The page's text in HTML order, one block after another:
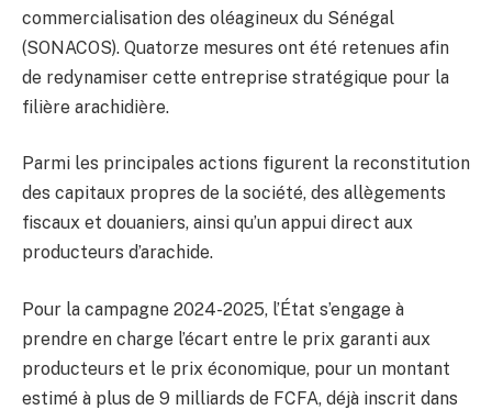
commercialisation des oléagineux du Sénégal
(SONACOS). Quatorze mesures ont été retenues afin
de redynamiser cette entreprise stratégique pour la
filière arachidière.
Parmi les principales actions figurent la reconstitution
des capitaux propres de la société, des allègements
fiscaux et douaniers, ainsi qu’un appui direct aux
producteurs d’arachide.
Pour la campagne 2024-2025, l’État s’engage à
prendre en charge l’écart entre le prix garanti aux
producteurs et le prix économique, pour un montant
estimé à plus de 9 milliards de FCFA, déjà inscrit dans